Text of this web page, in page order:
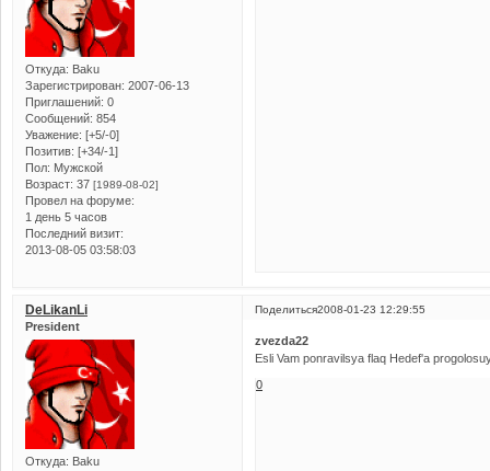
Откуда: Baku
Зарегистрирован: 2007-06-13
Приглашений: 0
Сообщений: 854
Уважение: [+5/-0]
Позитив: [+34/-1]
Пол: Мужской
Возраст: 37 [1989-08-02]
Провел на форуме:
1 день 5 часов
Последний визит:
2013-08-05 03:58:03
Поделиться2008-01-23 12:29:55
DeLikanLi
President
Откуда: Baku
zvezda22
Esli Vam ponravilsya flaq Hedef'a
0